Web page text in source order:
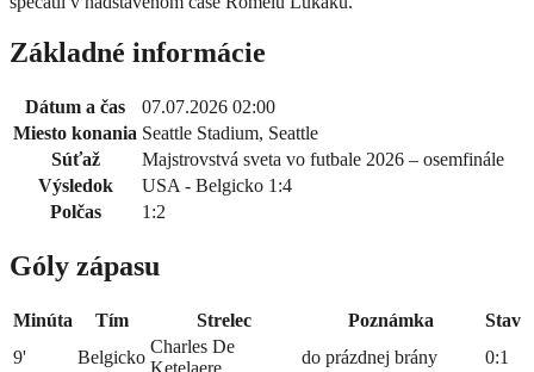
Základné informácie
Dátum a čas
07.07.2026 02:00
Miesto konania Seattle Stadium, Seattle
Súťaž
Majstrovstvá sveta vo futbale 2026 – osemfinále
Výsledok
USA - Belgicko 1:4
Polčas
1:2
Góly zápasu
Minúta Tím Strelec Poznámka
Stav
9'
Belgicko
Charles De
Ketelaere
do prázdnej brány
0:1